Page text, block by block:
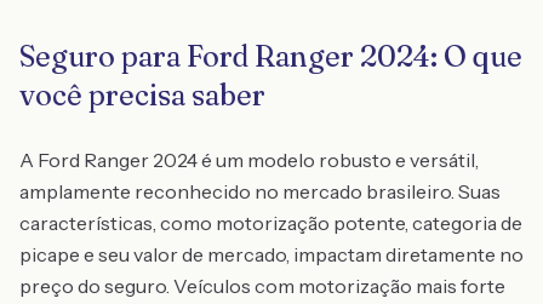
Seguro para Ford Ranger 2024: O que
você precisa saber
A Ford Ranger 2024 é um modelo robusto e versátil,
amplamente reconhecido no mercado brasileiro. Suas
características, como motorização potente, categoria de
picape e seu valor de mercado, impactam diretamente no
preço do seguro. Veículos com motorização mais forte